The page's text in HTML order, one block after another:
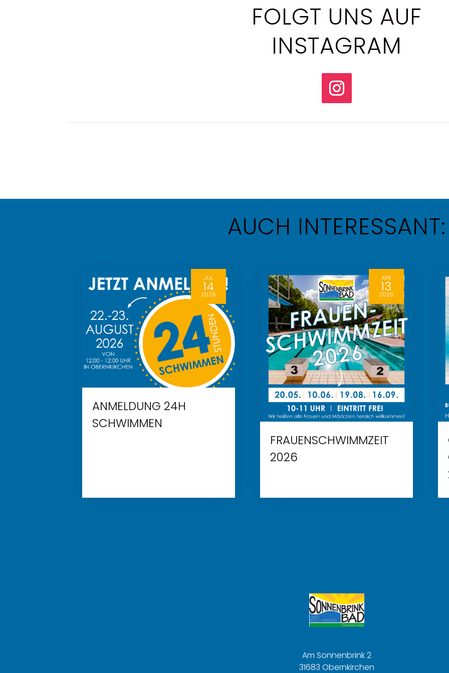
FOLGT UNS AUF
INSTAGRAM
AUCH INTERESSANT:
JUL
14
2026
ANMELDUNG 24H
SCHWIMMEN
APR
13
2026
FRAUENSCHWIMMZEIT
2026
Am Sonnenbrink 2
31683 Obernkirchen